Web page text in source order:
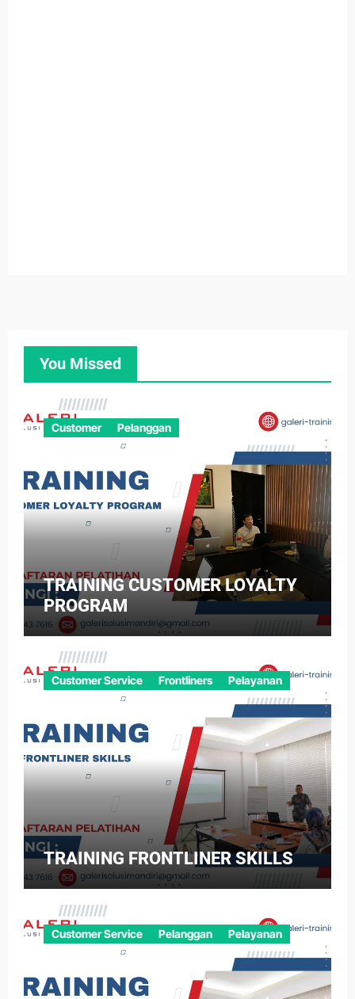
You Missed
Customer Pelanggan
TRAINING CUSTOMER LOYALTY
PROGRAM
Customer Service Frontliners Pelayanan
TRAINING FRONTLINER SKILLS
Customer Service Pelanggan Pelayanan